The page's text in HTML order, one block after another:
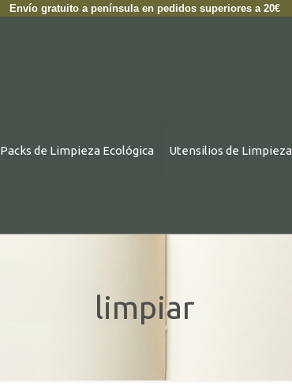
Envío gratuito a península en pedidos superiores a 20€
Packs de Limpieza Ecológica Utensilios de Limpieza
limpiar